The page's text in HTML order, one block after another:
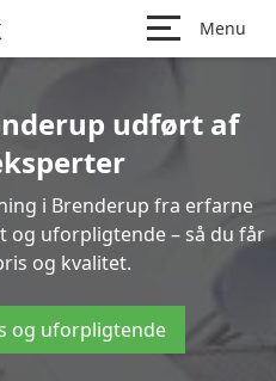
Menu
udført af
i Brenderup fra erfarne
uforpligtende – så du får
og kvalitet.
og uforpligtende